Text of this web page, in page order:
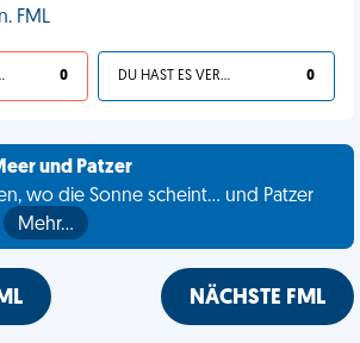
FML
SCHEISSE 0 DU HAST ES VERDIENT 0
und Patzer
wo die Sonne scheint... und Patzer
Mehr…
NÄCHSTE FML